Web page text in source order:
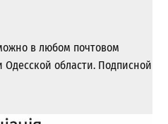
в любом почтовом
области. Подписной